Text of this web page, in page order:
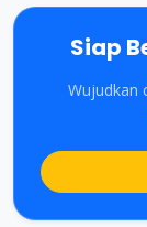
Siap
Wujudkan